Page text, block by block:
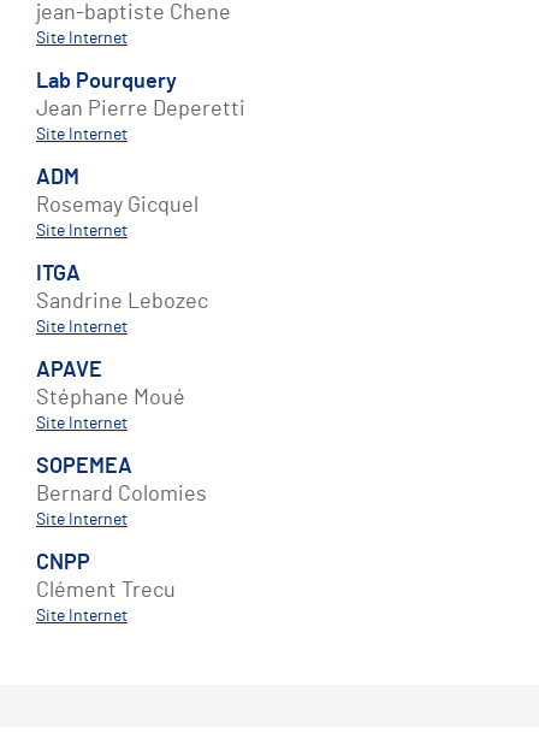
jean-baptiste Chene
Site Internet
Lab Pourquery
Jean Pierre Deperetti
Site Internet
ADM
Rosemay Gicquel
Site Internet
ITGA
Sandrine Lebozec
Site Internet
APAVE
Stéphane Moué
Site Internet
SOPEMEA
Bernard Colomies
Site Internet
CNPP
Clément Trecu
Site Internet